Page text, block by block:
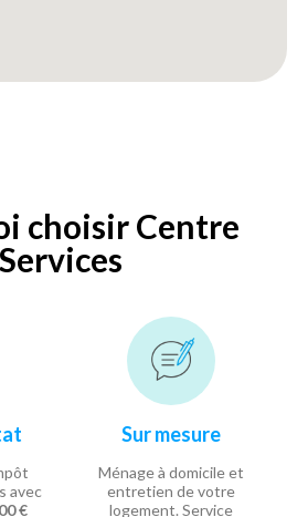
choisir Centre
Services
avec
€
Sur mesure
Ménage à domicile et
entretien de votre
logement. Service